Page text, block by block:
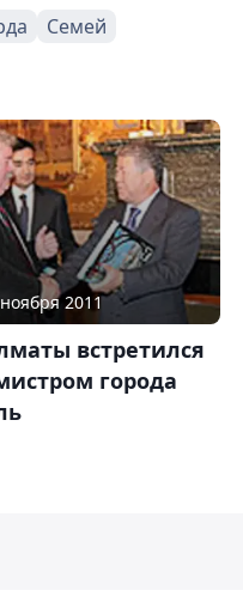
Семей
2011
встретился
города